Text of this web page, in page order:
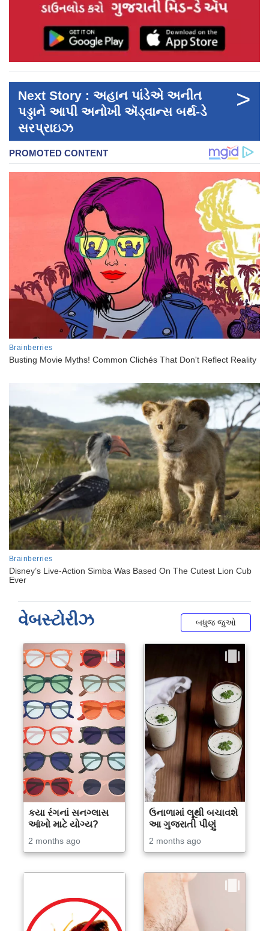
Next Story : અહાન પાંડેએ અનીત
પડ્ડાને આપી અનોખી ઍડ્વાન્સ બર્થ-ડે
સરપ્રાઇઝ
>
વેબસ્ટોરીઝ બધુજ જુઓ
કયા રંગનાં સનગ્લાસ
આંખો માટે યોગ્ય?
2 months ago
ઉનાળામાં લૂથી બચાવશે
આ ગુજરાતી પીણું
2 months ago